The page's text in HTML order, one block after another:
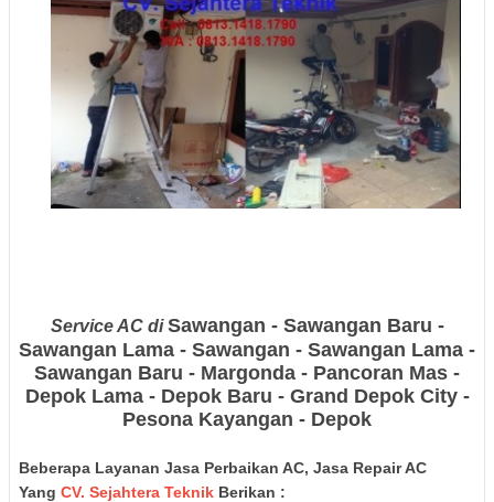
Service AC diSawangan - Sawangan Baru -
Sawangan Lama - Sawangan - Sawangan Lama -
Sawangan Baru - Margonda - Pancoran Mas -
Depok Lama - Depok Baru - Grand Depok City -
Pesona Kayangan - Depok
Beberapa Layanan Jasa Perbaikan AC, Jasa Repair AC
Yang CV. Sejahtera Teknik Berikan :